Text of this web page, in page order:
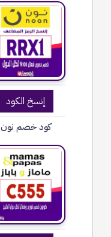
إنسخ الكود
كود خصم نون